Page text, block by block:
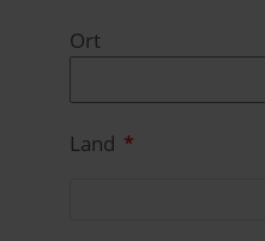
Ort
Land